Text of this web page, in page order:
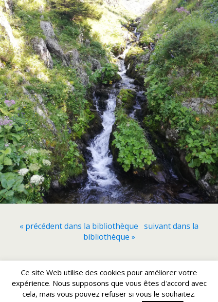
« précédent dans la bibliothèque suivant dans la
bibliothèque »
Retour au début
Mobile Bureau
Ce site Web utilise des cookies pour améliorer votre
expérience. Nous supposons que vous êtes d'accord avec
cela, mais vous pouvez refuser si vous le souhaitez.